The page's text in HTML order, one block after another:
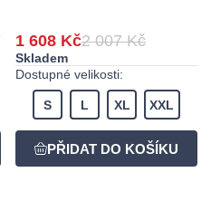
1 608 Kč2 007 Kč
Skladem
Dostupné velikosti:
S L XL XXL